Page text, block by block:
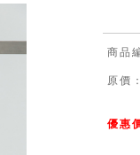
商品
原價：
優惠